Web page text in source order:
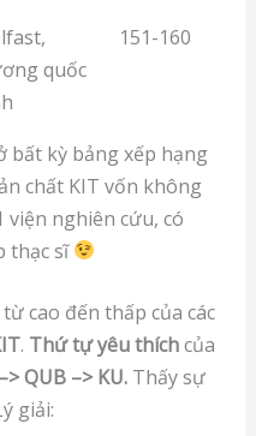
quốc
151-160
bất kỳ bảng xếp hạng
chất KIT vốn không
nghiên cứu, có
thạc sĩ
cao đến thấp của các
. Thứ tự yêu thíchcủa
QUB –> KU.Thấy sự
giải: